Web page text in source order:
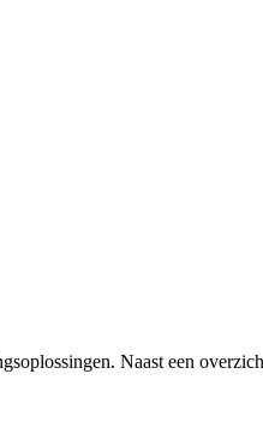
Naast een